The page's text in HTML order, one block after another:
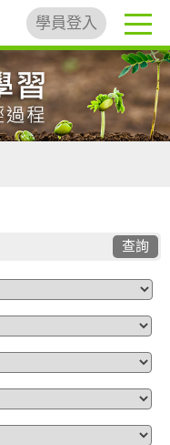
學員登入
查詢